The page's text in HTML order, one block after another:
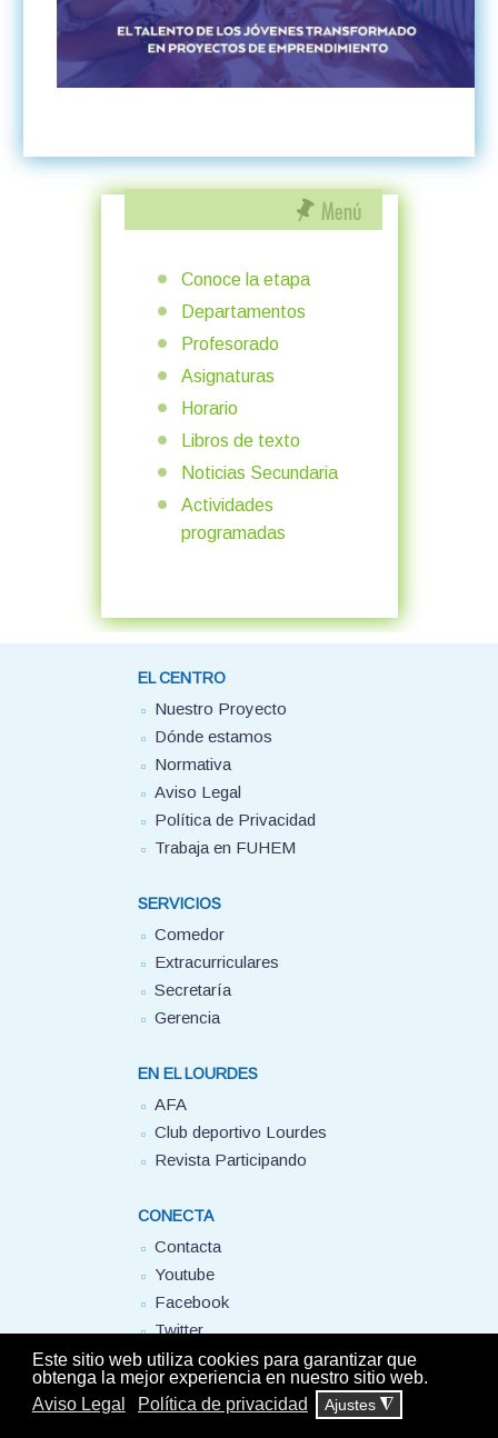
Este sitio web utiliza cookies para garantizar que
obtenga la mejor experiencia en nuestro sitio web.
Aviso Legal
Política de privacidad Ajustes ◮
Conoce la etapa
Departamentos
Profesorado
Asignaturas
Horario
Libros de texto
Noticias Secundaria
Actividades
programadas
EL CENTRO
Nuestro Proyecto
Dónde estamos
Normativa
Aviso Legal
Política de Privacidad
Trabaja en FUHEM
SERVICIOS
Comedor
Extracurriculares
Secretaría
Gerencia
EN EL LOURDES
AFA
Club deportivo Lourdes
Revista Participando
CONECTA
Contacta
Youtube
Facebook
Twitter
FUHEM